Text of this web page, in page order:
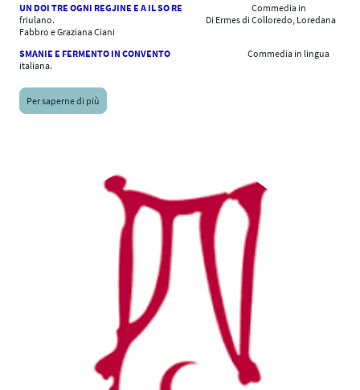
UN DOI TRE OGNI REGJINE E A IL SO RE Commedia in
friulano. Di Ermes di Colloredo, Loredana
Fabbro e Graziana Ciani
SMANIE E FERMENTO IN CONVENTO Commedia in lingua
italiana.
Per saperne di più